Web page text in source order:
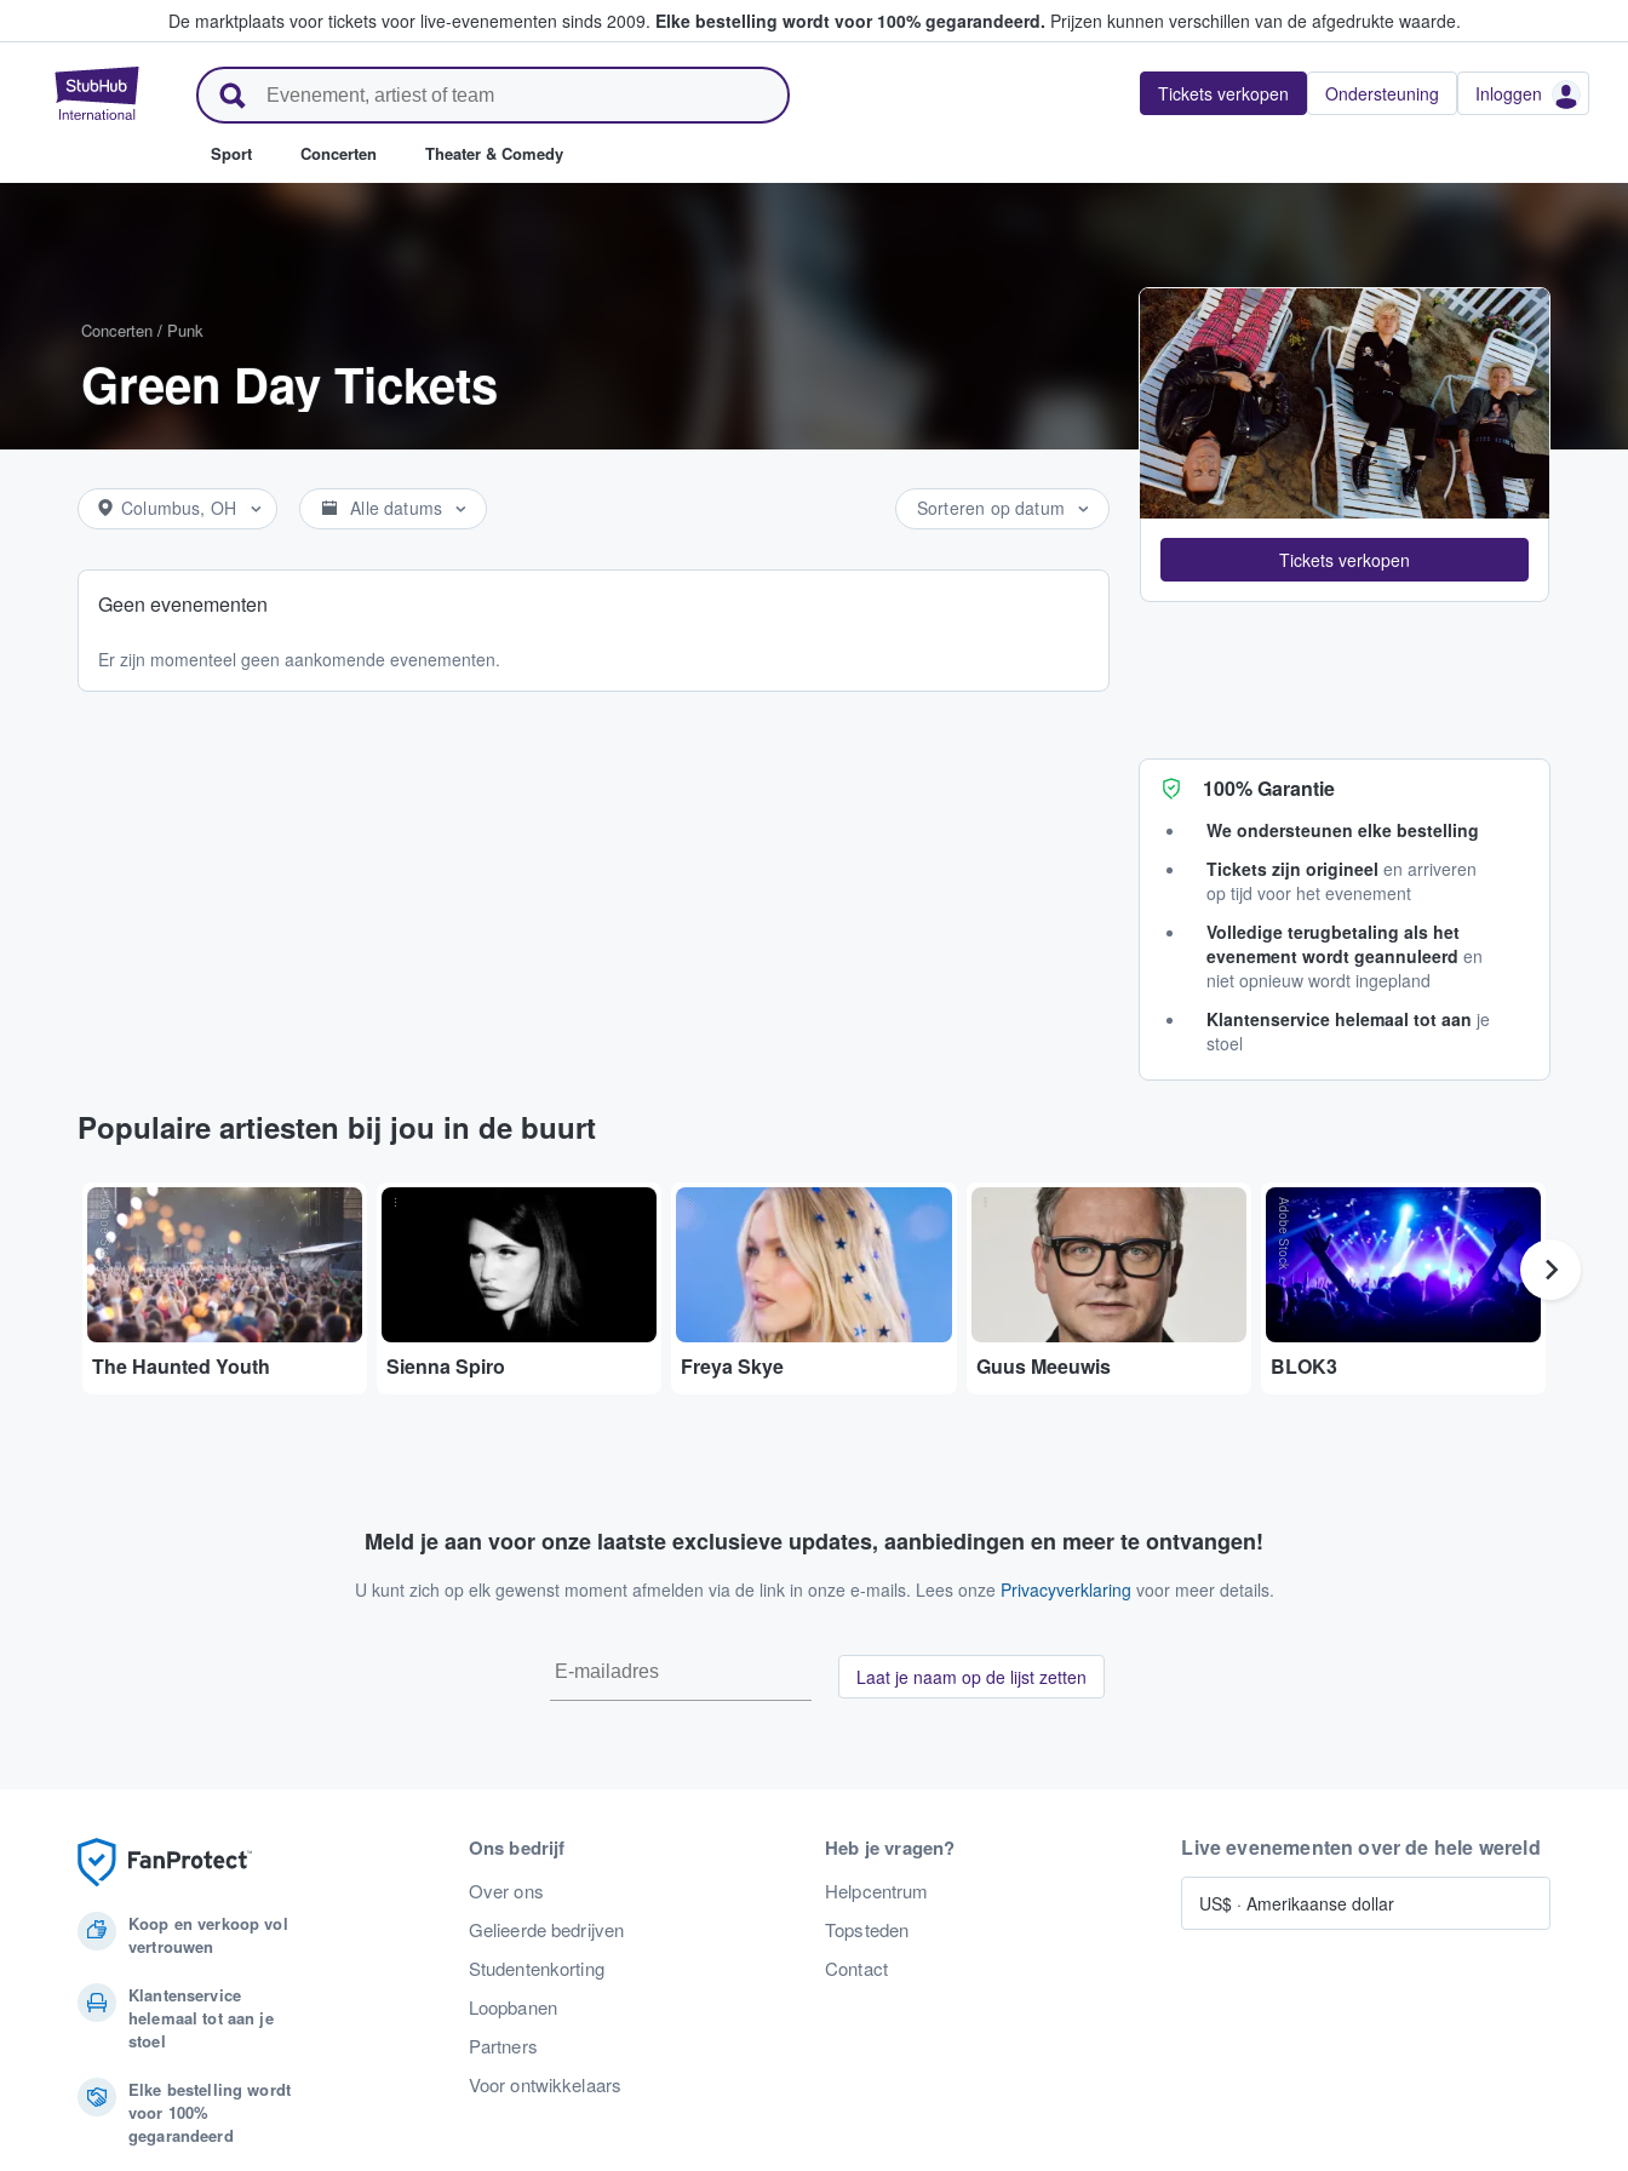
De marktplaats voor tickets voor live-evenementen sinds 2009. Elke bestelling wordt voor 100% gegarandeerd. Prijzen kunnen verschillen van de afgedrukte waarde.
StubHub: waar fans tickets kopen en verkopen Tickets verkopen Ondersteuning Inloggen
Sport Concerten Theater & Comedy
Concerten / Punk
Green Day Tickets
Columbus, OH Alle datums Sorteren op datum
Geen evenementen
Er zijn momenteel geen aankomende evenementen.
Tickets verkopen
100% Garantie
We ondersteunen elke bestelling
Tickets zijn origineel en arriveren
op tijd voor het evenement
Volledige terugbetaling als het
evenement wordt geannuleerd en
niet opnieuw wordt ingepland
Klantenservice helemaal tot aan je
stoel
Populaire artiesten bij jou in de buurt
Adobe Stock
The Haunted Youth
...
Sienna Spiro
...
Freya Skye
...
Guus Meeuwis
Adobe Stock
BLOK3
Meld je aan voor onze laatste exclusieve updates, aanbiedingen en meer te ontvangen!
U kunt zich op elk gewenst moment afmelden via de link in onze e-mails. Lees onze Privacyverklaring voor meer details.
Laat je naam op de lijst zetten
Koop en verkoop vol
vertrouwen
Klantenservice
helemaal tot aan je
stoel
Elke bestelling wordt
voor 100%
gegarandeerd
Ons bedrijf
Over ons
Gelieerde bedrijven
Studentenkorting
Loopbanen
Partners
Voor ontwikkelaars
Heb je vragen?
Helpcentrum
Topsteden
Contact
Live evenementen over de hele wereld
US$ ·Amerikaanse dollar